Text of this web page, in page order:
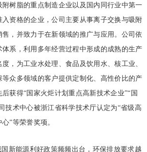
树脂的重点制造企业以及国内同行业中第一
资格的企业，公司主要从事离子交换与吸附
，并致力于在新领域的推广与应用。公司依
系，利用多年经营过程中形成的成熟的生产
，为工业水处理、食品及饮用水、核工业、
等众多领域的客户提供定制化、高性价比的产
获得“国家火炬计划重点高新技术企业”“国
技术中心被浙江省科学技术厅认定为“省级高
”等荣誉奖项。
新能源利好政策频频出台，环保排放要求越